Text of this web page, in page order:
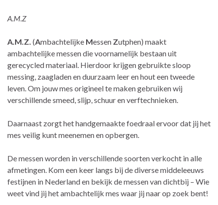
A.M.Z
A.M.Z. (Ambachtelijke Messen Zutphen) maakt
ambachtelijke messen die voornamelijk bestaan uit
gerecycled materiaal. Hierdoor krijgen gebruikte sloop
messing, zaagladen en duurzaam leer en hout een tweede
leven. Om jouw mes origineel te maken gebruiken wij
verschillende smeed, slijp, schuur en verftechnieken.
Daarnaast zorgt het handgemaakte foedraal ervoor dat jij het
mes veilig kunt meenemen en opbergen.
De messen worden in verschillende soorten verkocht in alle
afmetingen. Kom een keer langs bij de diverse middeleeuws
festijnen in Nederland en bekijk de messen van dichtbij – Wie
weet vind jij het ambachtelijk mes waar jij naar op zoek bent!